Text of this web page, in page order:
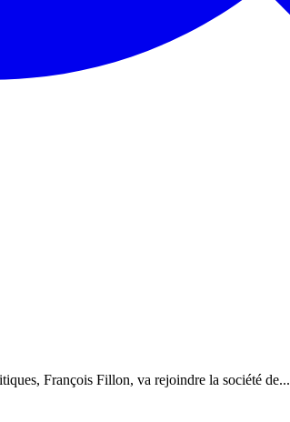
François Fillon, va rejoindre la société de...